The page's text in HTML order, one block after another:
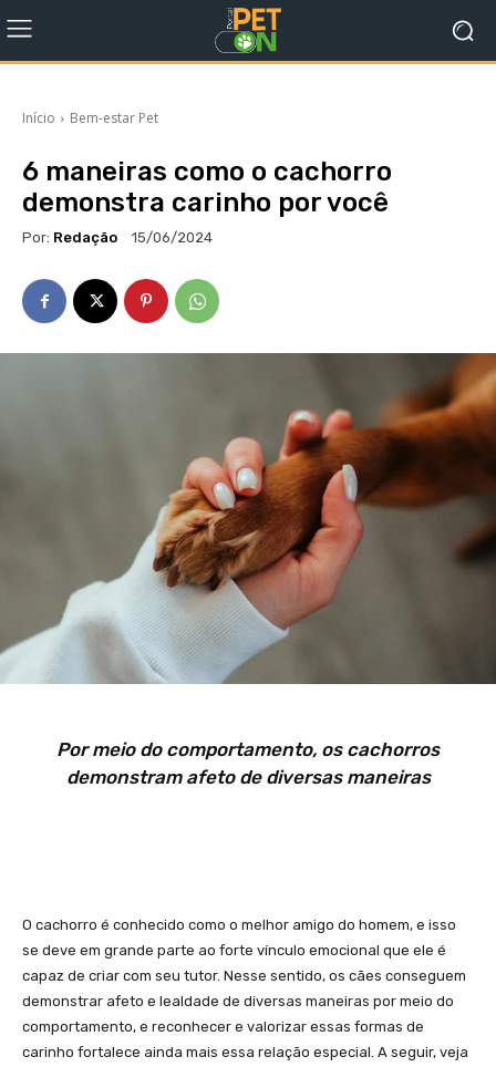
Início Bem-estar Pet
6 maneiras como o cachorro
demonstra carinho por você
Por: Redação 15/06/2024
Por meio do comportamento, os cachorros
demonstram afeto de diversas maneiras
O cachorro é conhecido como o melhor amigo do homem, e isso
se deve em grande parte ao forte vínculo emocional que ele é
capaz de criar com seu tutor. Nesse sentido, os cães conseguem
demonstrar afeto e lealdade de diversas maneiras por meio do
comportamento, e reconhecer e valorizar essas formas de
carinho fortalece ainda mais essa relação especial. A seguir, veja